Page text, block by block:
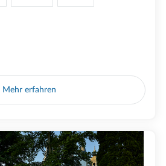
Mehr erfahren